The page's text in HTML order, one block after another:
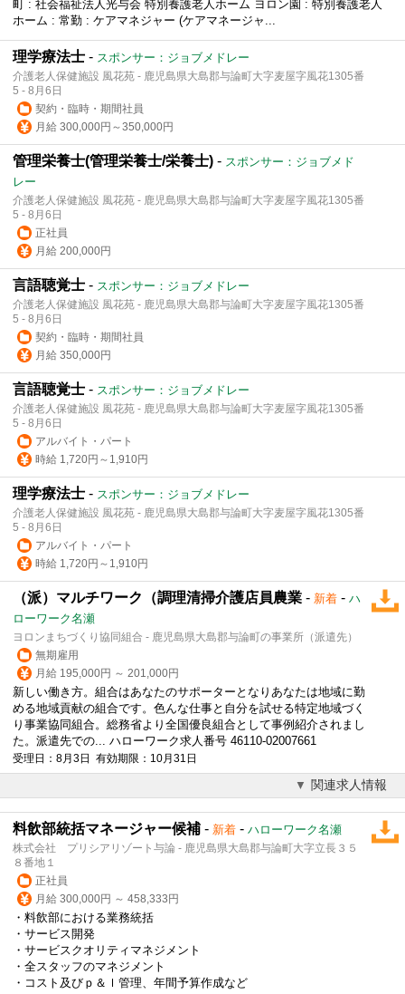
町 : 社会福祉法人光与会 特別養護老人ホーム ヨロン園 : 特別養護老人
ホーム : 常勤 : ケアマネジャー (ケアマネージャ...
理学療法士 - スポンサー：ジョブメドレー
介護老人保健施設 風花苑 - 鹿児島県大島郡与論町大字麦屋字風花1305番
5 - 8月6日
契約・臨時・期間社員
月給 300,000円～350,000円
管理栄養士(管理栄養士/栄養士) - スポンサー：ジョブメド
レー
介護老人保健施設 風花苑 - 鹿児島県大島郡与論町大字麦屋字風花1305番
5 - 8月6日
正社員
月給 200,000円
言語聴覚士 - スポンサー：ジョブメドレー
介護老人保健施設 風花苑 - 鹿児島県大島郡与論町大字麦屋字風花1305番
5 - 8月6日
契約・臨時・期間社員
月給 350,000円
言語聴覚士 - スポンサー：ジョブメドレー
介護老人保健施設 風花苑 - 鹿児島県大島郡与論町大字麦屋字風花1305番
5 - 8月6日
アルバイト・パート
時給 1,720円～1,910円
理学療法士 - スポンサー：ジョブメドレー
介護老人保健施設 風花苑 - 鹿児島県大島郡与論町大字麦屋字風花1305番
5 - 8月6日
アルバイト・パート
時給 1,720円～1,910円
（派）マルチワーク（調理清掃介護店員農業 - 新着 - ハ
ローワーク名瀬
ヨロンまちづくり協同組合 - 鹿児島県大島郡与論町の事業所（派遣先）
無期雇用
月給 195,000円 ～ 201,000円
新しい働き方。組合はあなたのサポーターとなりあなたは地域に勤
める地域貢献の組合です。色んな仕事と自分を試せる特定地域づく
り事業協同組合。総務省より全国優良組合として事例紹介されまし
た。派遣先での... ハローワーク求人番号 46110-02007661
受理日：8月3日 有効期限：10月31日
関連求人情報
料飲部統括マネージャー候補 - 新着 - ハローワーク名瀬
株式会社 プリシアリゾート与論 - 鹿児島県大島郡与論町大字立長３５
８番地１
正社員
月給 300,000円 ～ 458,333円
・料飲部における業務統括
・サービス開発
・サービスクオリティマネジメント
・全スタッフのマネジメント
・コスト及びｐ＆ｌ管理、年間予算作成など